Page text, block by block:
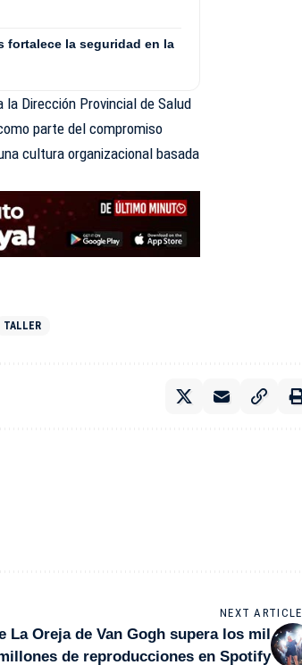
fortalece la seguridad en la
Dirección Provincial de Salud
parte del compromiso
cultura organizacional basada
TALLER
NEXT ARTICLE
La Oreja de Van Gogh supera los mil
de reproducciones en Spotify